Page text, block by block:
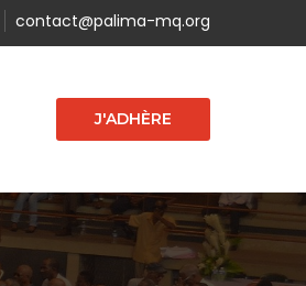
contact@palima-mq.org
J'ADHÈRE